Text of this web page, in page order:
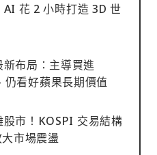
花 2 小時打造 3D 世
布局：主導買進
看好蘋果長期價值
市！KOSPI 交易結構
市場震盪